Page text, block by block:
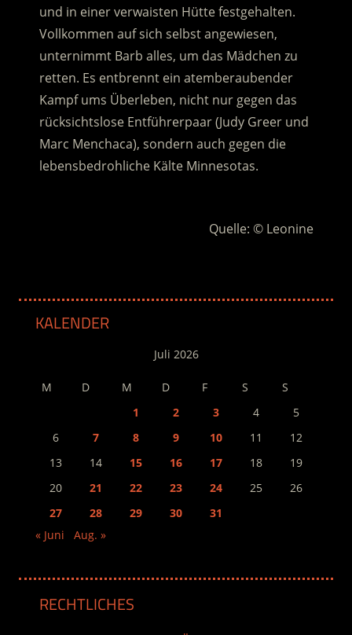
und in einer verwaisten Hütte festgehalten.
Vollkommen auf sich selbst angewiesen,
unternimmt Barb alles, um das Mädchen zu
retten. Es entbrennt ein atemberaubender
Kampf ums Überleben, nicht nur gegen das
rücksichtslose Entführerpaar (Judy Greer und
Marc Menchaca), sondern auch gegen die
lebensbedrohliche Kälte Minnesotas.
Quelle: © Leonine
KALENDER
Juli 2026
M D M D F S
S
1
2 3 4
5
6
7 8 9 10 11
12
13
14 15 16 17 18
19
20
21 22 23 24 25
26
27
28 29 30
31
« Juni
Aug. »
RECHTLICHES